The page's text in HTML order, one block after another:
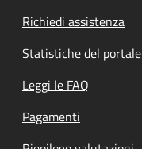
Richiedi assistenza
Statistiche del portale
Leggi le FAQ
Pagamenti